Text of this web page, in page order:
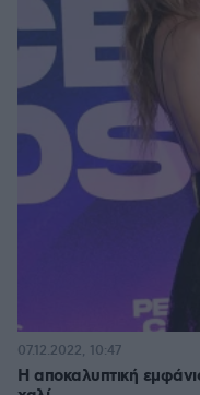
Η αποκαλυπτική
07.12.2022, 10:47